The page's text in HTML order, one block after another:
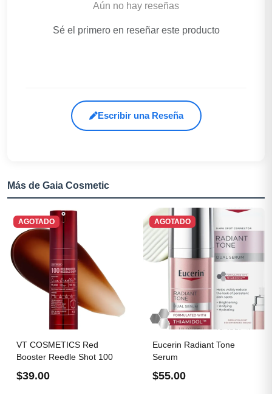
Aún no hay reseñas
Sé el primero en reseñar este producto
Escribir una Reseña
Más de Gaia Cosmetic
AGOTADO
VT COSMETICS Red
Booster Reedle Shot 100
$39.00
AGOTADO
Eucerin Radiant Tone
Serum
$55.00